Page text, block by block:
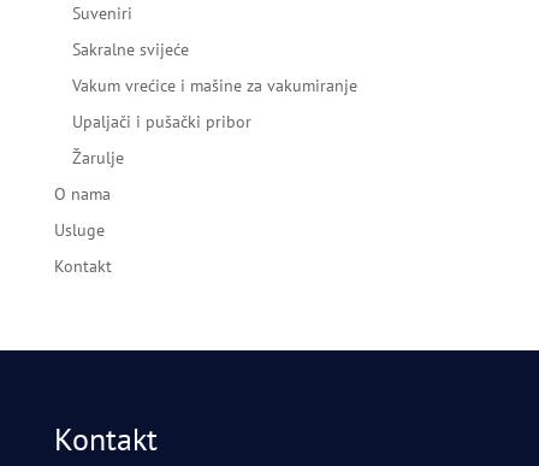
Suveniri
Sakralne svijeće
Vakum vrećice i mašine za vakumiranje
Upaljači i pušački pribor
Žarulje
O nama
Usluge
Kontakt
Kontakt